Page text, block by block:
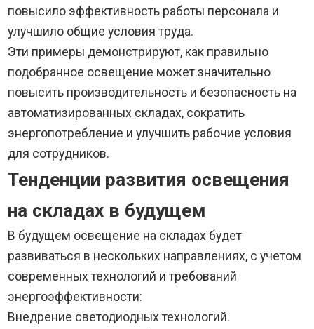
повысило эффективность работы персонала и
улучшило общие условия труда.
Эти примеры демонстрируют, как правильно
подобранное освещение может значительно
повысить производительность и безопасность на
автоматизированных складах, сократить
энергопотребление и улучшить рабочие условия
для сотрудников.
Тенденции развития освещения
на складах в будущем
В будущем освещение на складах будет
развиваться в нескольких направлениях, с учетом
современных технологий и требований
энергоэффективности:
Внедрение светодиодных технологий.